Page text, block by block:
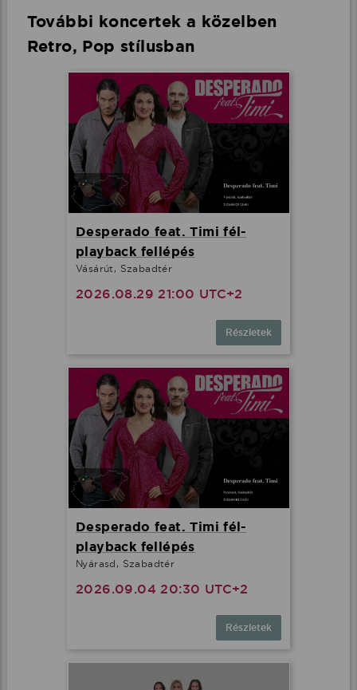
További koncertek a közelben
Retro, Pop stílusban
Desperado feat. Timi fél-
playback fellépés
Vásárút, Szabadtér
2026.08.29 21:00 UTC+2
Részletek
Desperado feat. Timi fél-
playback fellépés
Nyárasd, Szabadtér
2026.09.04 20:30 UTC+2
Részletek